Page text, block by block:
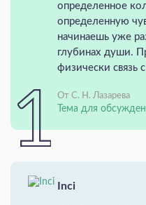
определенное
определенную
начинаешь уже
глубинах души.
физически связь
От С. Н. Лазарева
Тема для
Inci